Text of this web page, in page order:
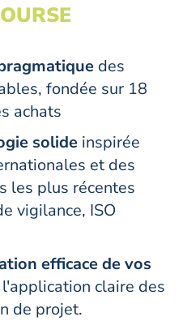
des
fondée sur 18
achats
solideinspirée
et des
les plus récentes
vigilance, ISO
efficace de vos
l'application claire des
de projet.